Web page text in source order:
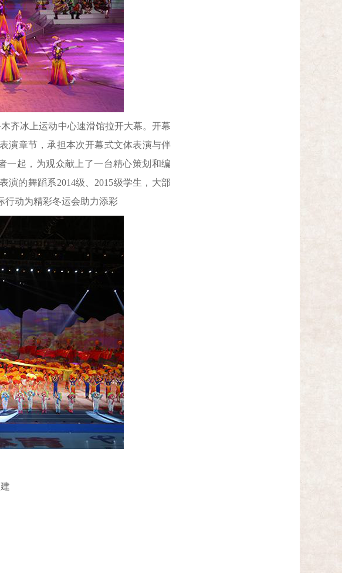
齐冰上运动中心速滑馆拉开大幕。开幕
演章节，承担本次开幕式文体表演与伴
一起，为观众献上了一台精心策划和编
演的舞蹈系2014级、2015级学生，大部
行动为精彩冬运会助力添彩